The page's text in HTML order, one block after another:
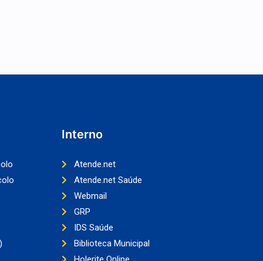
Interno
Atende.net
Atende.net Saúde
Webmail
GRP
IDS Saúde
Biblioteca Municipal